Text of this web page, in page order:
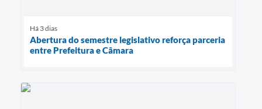
Há 3 dias
Abertura do semestre legislativo reforça parceria
entre Prefeitura e Câmara